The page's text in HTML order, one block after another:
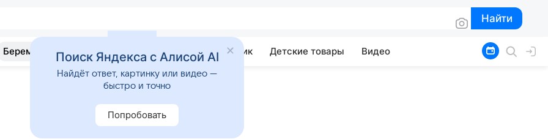
Найти
Найти
Беременность Развитие Почемучка Учебник Детские товары Видео
Поиск Яндекса с Алисой AI
Найдёт ответ, картинку или видео —
быстро и точно
Попробовать